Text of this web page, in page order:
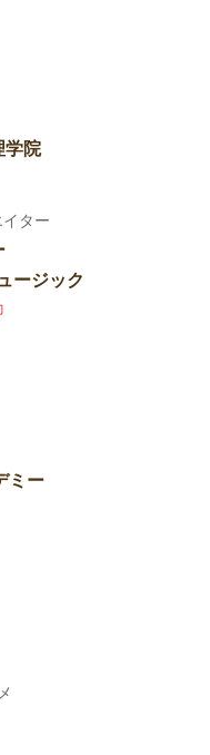
学院
ター
ージック
ミー